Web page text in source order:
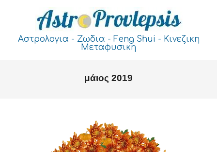
ASTROPROVLEPSIS
Αστρολογια - Ζωδια - Feng Shui - Κινεζικη
Μεταφυσικη
μάιος 2019